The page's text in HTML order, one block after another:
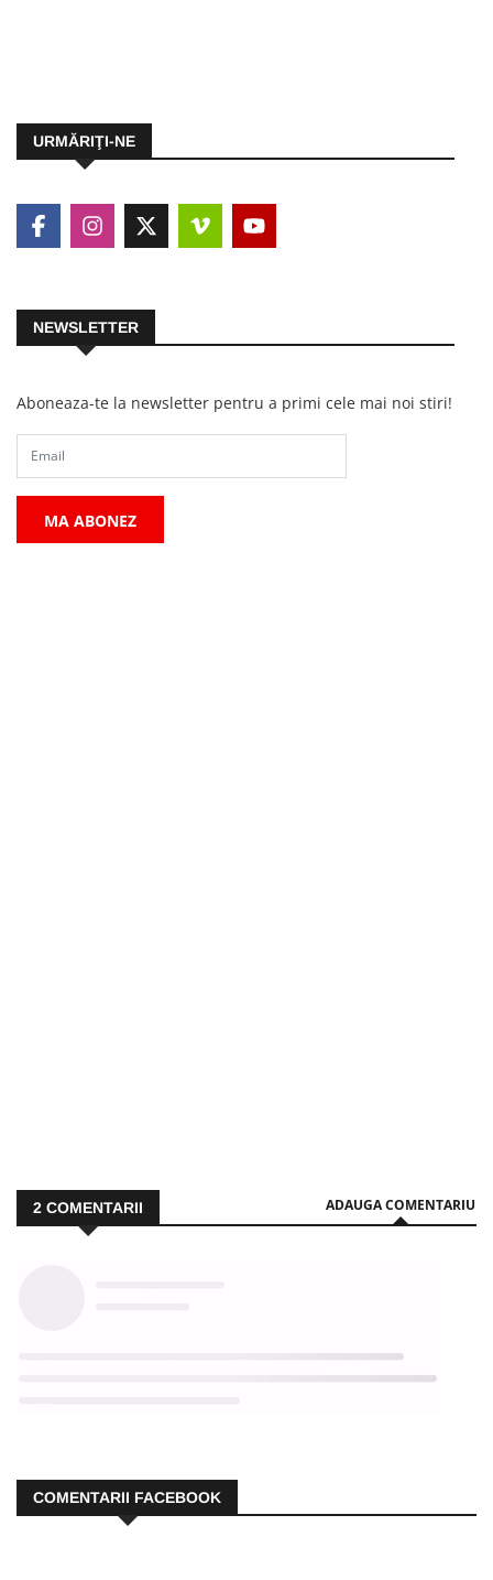
URMĂRIŢI-NE
NEWSLETTER
Aboneaza-te la newsletter pentru a primi cele mai noi stiri!
MA ABONEZ
2 COMENTARII ADAUGA COMENTARIU
COMENTARII FACEBOOK